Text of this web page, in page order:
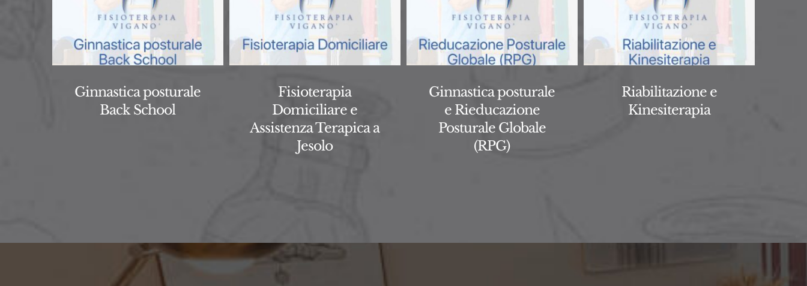
Ginnastica posturale
Back School
Fisioterapia
Domiciliare e
Assistenza Terapica a
Jesolo
Ginnastica posturale
e Rieducazione
Posturale Globale
(RPG)
Riabilitazione e
Kinesiterapia